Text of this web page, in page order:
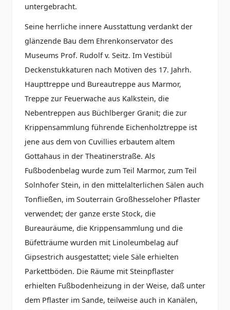
untergebracht.
Seine herrliche innere Ausstattung verdankt der
glänzende Bau dem Ehrenkonservator des
Museums Prof. Rudolf v. Seitz. Im Vestibül
Deckenstukkaturen nach Motiven des 17. Jahrh.
Haupttreppe und Bureautreppe aus Marmor,
Treppe zur Feuerwache aus Kalkstein, die
Nebentreppen aus Büchlberger Granit; die zur
Krippensammlung führende Eichenholztreppe ist
jene aus dem von Cuvillies erbautem altem
Gottahaus in der Theatinerstraße. Als
Fußbodenbelag wurde zum Teil Marmor, zum Teil
Solnhofer Stein, in den mittelalterlichen Sälen auch
Tonfließen, im Souterrain Großhesseloher Pflaster
verwendet; der ganze erste Stock, die
Bureauräume, die Krippensammlung und die
Büfetträume wurden mit Linoleumbelag auf
Gipsestrich ausgestattet; viele Säle erhielten
Parkettböden. Die Räume mit Steinpflaster
erhielten Fußbodenheizung in der Weise, daß unter
dem Pflaster im Sande, teilweise auch in Kanälen,